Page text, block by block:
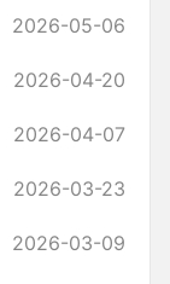
2026-05-06
2026-04-20
2026-04-07
2026-03-23
2026-03-09